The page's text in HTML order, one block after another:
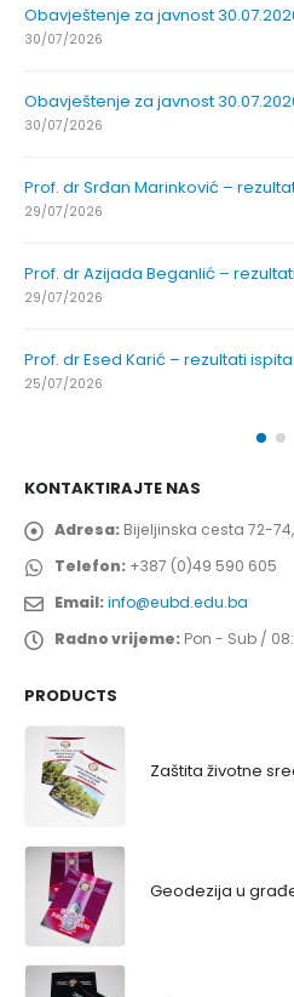
Obavještenje za javnost
30/07/2026
Obavještenje za javnost
30/07/2026
Prof. dr Srđan Marinković –
29/07/2026
Prof. dr Azijada Beganlić –
29/07/2026
Prof. dr Esed Karić – rezultati ispita
25/07/2026
KONTAKTIRAJTE NAS
Adresa: Bijeljinska cesta 72-
Telefon: +387 (0)49 590 605
Email:info@eubd.edu.ba
Radno vrijeme: Pon - Sub /
PRODUCTS
Geodezija u